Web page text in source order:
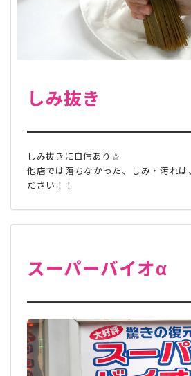
しみ抜き
しみ抜きに自信あり☆
他店では落ちなかった、しみ・汚れは
ださい！！
スーパーバイオα